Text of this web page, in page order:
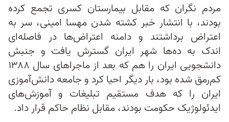
مردم نگران که مقابل بیمارستان کسری تجمع کرده
بودند، با انتشار خبر کشته شدن مهسا امینی، سر به
اعتراض برداشتند و دامنه اعتراض‌ها در فاصله‌ای
اندک به ده‌ها شهر ایران گسترش یافت و جنبش
دانشجویی ایران را هم که بعد از ماجراهای سال ۱۳۸۸
کم‌رمق شده بود، بار دیگر احیا کرد و جامعه دانش‌آموزی
ایران را که هدف مستقیم تبلیغات و آموزش‌های
ایدئولوژیک حکومت بودند، مقابل نظام حاکم قرار داد.